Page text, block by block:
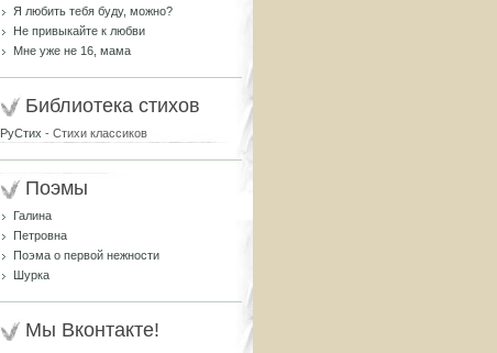
Я любить тебя буду, можно?
Не привыкайте к любви
Мне уже не 16, мама
Библиотека стихов
РуСтих - Стихи классиков
Поэмы
Галина
Петровна
Поэма о первой нежности
Шурка
Мы Вконтакте!